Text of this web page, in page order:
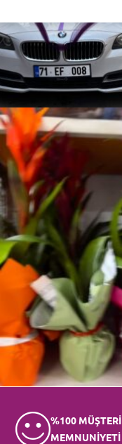
%100 MÜŞTERİ
MEMNUNİYETİ